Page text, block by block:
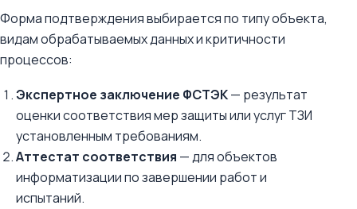
Форма подтверждения выбирается по типу объекта,
видам обрабатываемых данных и критичности
процессов:
Экспертное заключение ФСТЭК— результат
оценки соответствия мер защиты или услуг ТЗИ
установленным требованиям.
Аттестат соответствия — для объектов
информатизации по завершении работ и
испытаний.